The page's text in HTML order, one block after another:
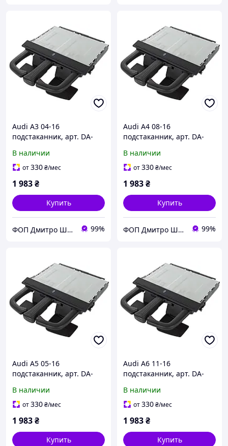
Audi A3 04-16
подстаканник, арт. DA-
В наличии
от330₴/мес
1 983₴
Купить
ФОП Дмитро Шуст Анатолійович 99%
Audi A4 08-16
подстаканник, арт. DA-
В наличии
от330₴/мес
1 983₴
Купить
ФОП Дмитро Шуст Анатолійович 99%
Audi A5 05-16
подстаканник, арт. DA-
В наличии
от330₴/мес
1 983₴
Купить
Audi A6 11-16
подстаканник, арт. DA-
В наличии
от330₴/мес
1 983₴
Купить